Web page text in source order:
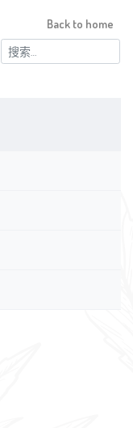
搜
索：
Back to home